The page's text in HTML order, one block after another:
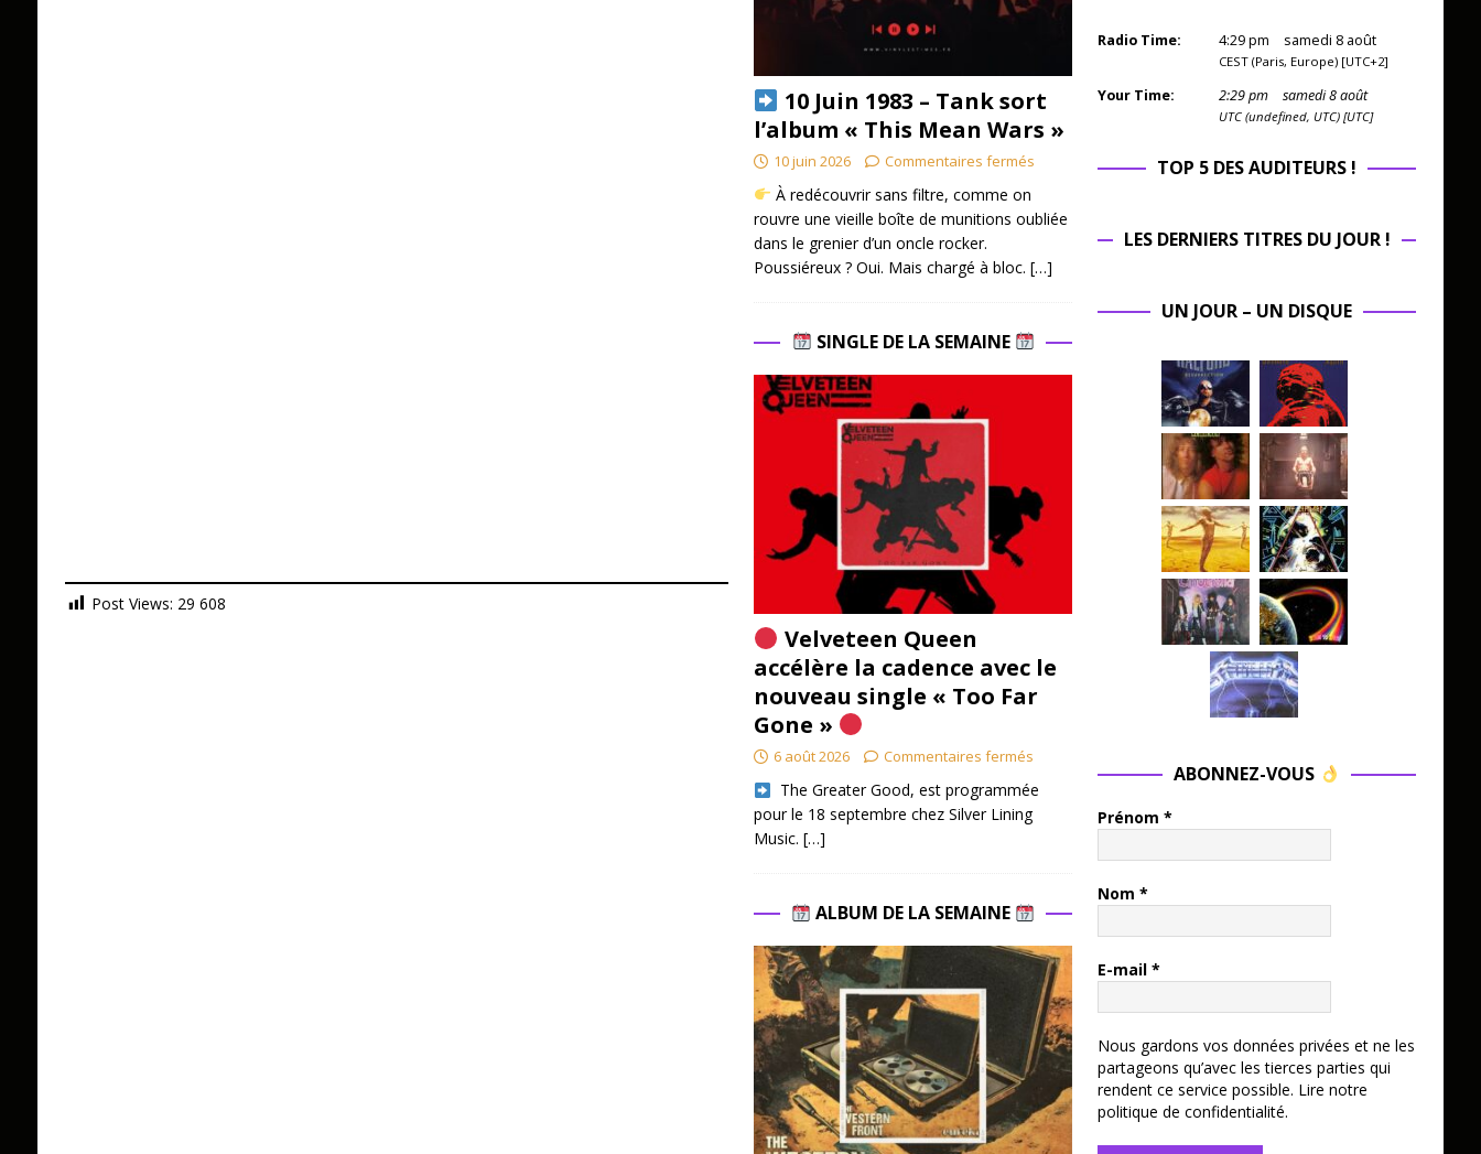
Post Views: 29 608
10 Juin 1983 – Tank sort
l’album « This Mean Wars »
10 juin 2026 Commentaires fermés
À redécouvrir sans filtre, comme on
rouvre une vieille boîte de munitions oubliée
dans le grenier d’un oncle rocker.
Poussiéreux ? Oui. Mais chargé à bloc. […]
SINGLE DE LA SEMAINE
Velveteen Queen
accélère la cadence avec le
nouveau single « Too Far
Gone »
6 août 2026 Commentaires fermés
​ The Greater Good, est programmée
pour le 18 septembre chez Silver Lining
Music. […]
ALBUM DE LA SEMAINE
Radio Time: 4:29pm samedi 8 août
CEST (Paris, Europe) [UTC+2]
Your Time: 2:29pm samedi 8 août
UTC (undefined, UTC) [UTC]
TOP 5 DES AUDITEURS !
LES DERNIERS TITRES DU JOUR !
UN JOUR – UN DISQUE
ABONNEZ-VOUS
Prénom *
Nom *
E-mail *
Nous gardons vos données privées et ne les
partageons qu’avec les tierces parties qui
rendent ce service possible. Lire notre
politique de confidentialité.